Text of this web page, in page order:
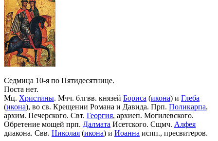
Седмица 10-я по Пятидесятнице.
Поста нет.
Мц. Христины. Мчч. блгвв. князей Бориса (икона) и Глеба
(икона), во св. Крещении Романа и Давида. Прп. Поликарпа,
архим. Печерского. Свт. Георгия, архиеп. Могилевского.
Обретение мощей прп. Далмата Исетского. Сщмч. Алфея
диакона. Свв. Николая (икона) и Иоанна испп., пресвитеров.